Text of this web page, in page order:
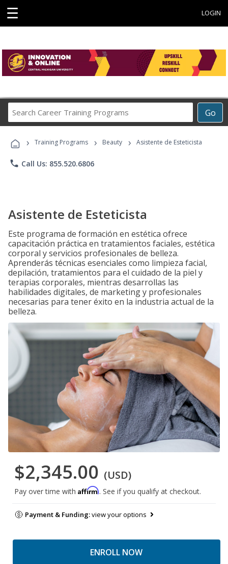
☰ LOGIN
Go
Career
Programs
› Training Programs › Beauty › Asistente de Esteticista
phone Call Us: 855.520.6806
Asistente de Esteticista
Este programa de formación en estética ofrece
capacitación práctica en tratamientos faciales, estética
corporal y servicios profesionales de belleza.
Aprenderás técnicas esenciales como limpieza facial,
depilación, tratamientos para el cuidado de la piel y
terapias corporales, mientras desarrollas las
habilidades digitales, de marketing y profesionales
necesarias para tener éxito en la industria actual de la
belleza.
$2,345.00 (USD)
Pay over time with Affirm. See if you qualify at checkout.
Payment & Funding:view your options
ENROLL NOW